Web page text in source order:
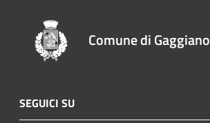
Comune di Gaggiano
SEGUICI SU